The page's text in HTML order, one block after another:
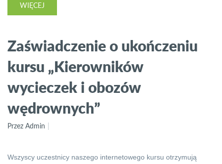
WIĘCEJ
Zaświadczenie o ukończeniu
kursu „Kierowników
wycieczek i obozów
wędrownych”
Przez Admin
Wszyscy uczestnicy naszego internetowego kursu otrzymują